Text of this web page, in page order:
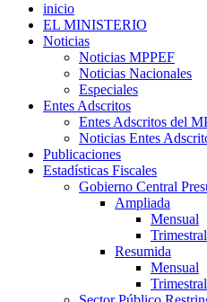
inicio
EL MINISTERIO
Noticias
Noticias MPPEF
Noticias Nacionales
Especiales
Entes Adscritos
Entes Adscritos del
Noticias Entes
Publicaciones
Estadísticas Fiscales
Gobierno Central
Ampliada
Mensual
Trimestral
Resumida
Mensual
Trimestral